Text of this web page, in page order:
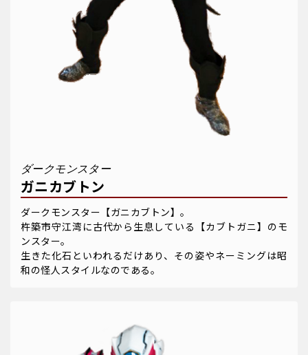
ダークモンスター
ガニカブトン
ダークモンスター【ガニカブトン】。
杵築市守江湾に古代から生息している【カブトガニ】のモ
ンスター。
生きた化石といわれるだけあり、その姿やネーミングは昭
和の怪人スタイルなのである。